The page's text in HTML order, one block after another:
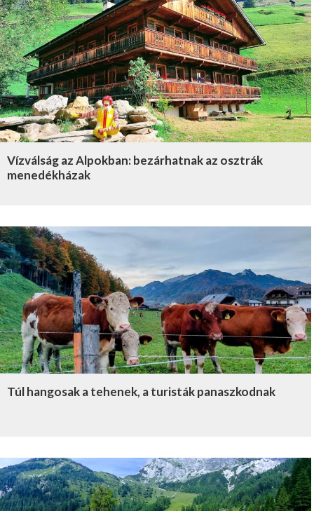
Vízválság az Alpokban: bezárhatnak az osztrák
menedékházak
Túl hangosak a tehenek, a turisták panaszkodnak